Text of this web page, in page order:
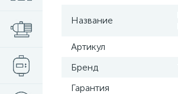
Название
Артикул
Бренд
Гарантия